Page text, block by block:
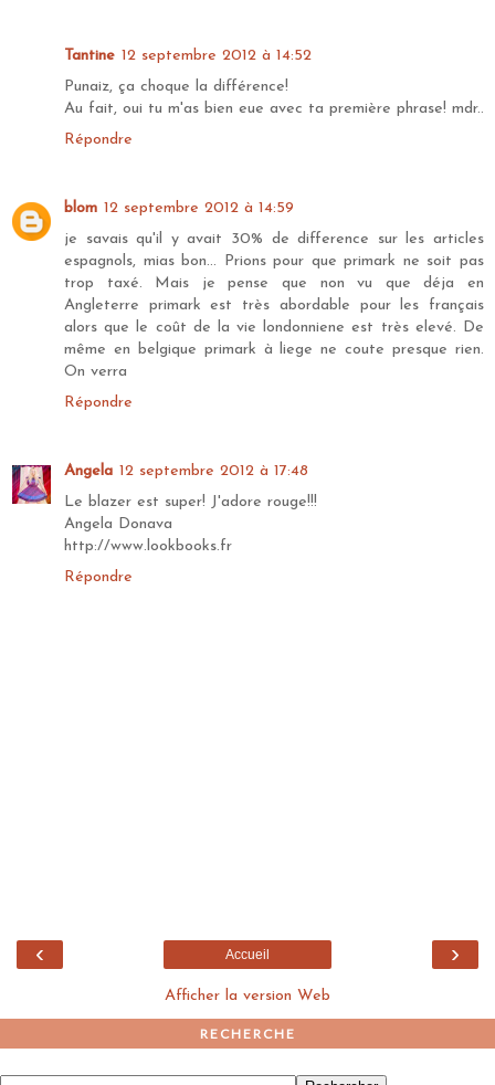
Tantine 12 septembre 2012 à 14:52
Punaiz, ça choque la différence!
Au fait, oui tu m'as bien eue avec ta première phrase! mdr..
Répondre
blom 12 septembre 2012 à 14:59
je savais qu'il y avait 30% de difference sur les articles
espagnols, mias bon... Prions pour que primark ne soit pas
trop taxé. Mais je pense que non vu que déja en
Angleterre primark est très abordable pour les français
alors que le coût de la vie londonniene est très elevé. De
même en belgique primark à liege ne coute presque rien.
On verra
Répondre
Angela 12 septembre 2012 à 17:48
Le blazer est super! J'adore rouge!!!
Angela Donava
http://www.lookbooks.fr
Répondre
‹ ›
Accueil
Afficher la version Web
RECHERCHE